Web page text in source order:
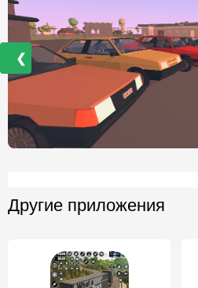
❮
Другие приложения